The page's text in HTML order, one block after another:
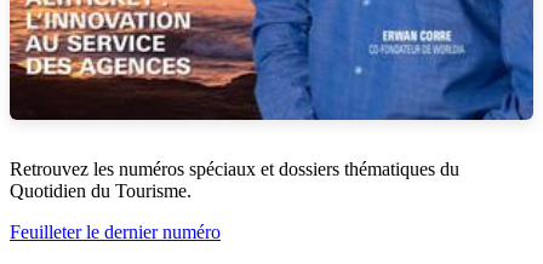
Retrouvez les numéros spéciaux et dossiers thématiques du
Quotidien du Tourisme.
Feuilleter le dernier numéro